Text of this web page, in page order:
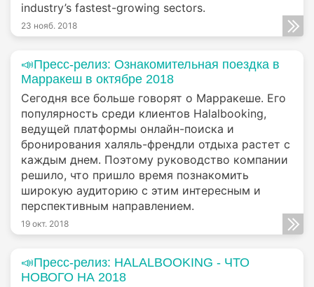
industry’s fastest-growing sectors.
23 нояб. 2018
📣Пресс-релиз: Ознакомительная поездка в
Марракеш в октябре 2018
Сегодня все больше говорят о Марракеше. Его
популярность среди клиентов Halalbooking,
ведущей платформы онлайн-поиска и
бронирования халяль-френдли отдыха растет с
каждым днем. Поэтому руководство компании
решило, что пришло время познакомить
широкую аудиторию с этим интересным и
перспективным направлением.
19 окт. 2018
📣Пресс-релиз: HALALBOOKING - ЧТО
НОВОГО НА 2018